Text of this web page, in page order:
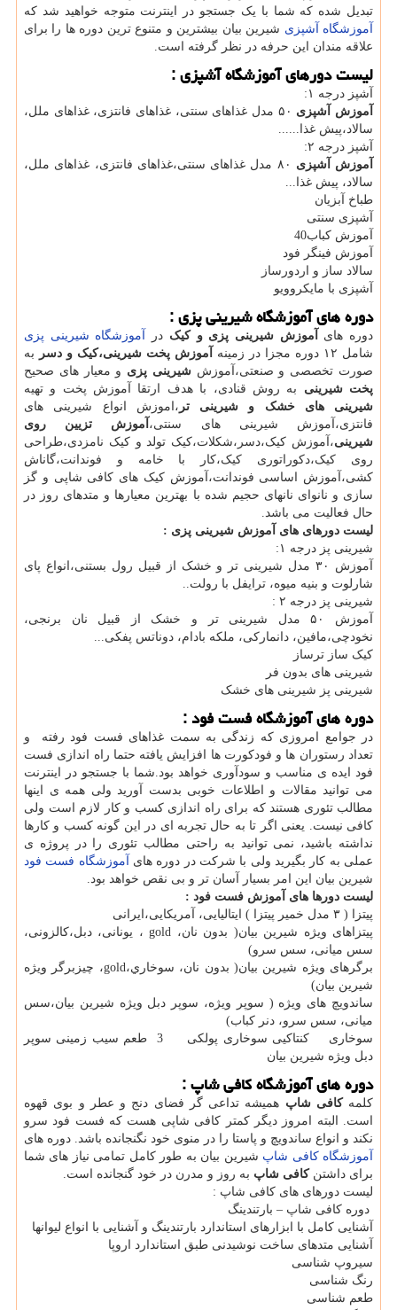
تبدیل شده که شما با یک جستجو در اینترنت متوجه خواهید شد که
آموزشگاه آشپزی شیرین بیان بیشترین و متنوع ترین دوره ها را برای
علاقه مندان این حرفه در نظر گرفته است.
لیست دورهای آموزشگاه آشپزی :
آشپز درجه ١:
آموزش آشپزی
۵۰ مدل غذاهای سنتی، غذاهای فانتزی، غذاهای ملل،
سالاد،پیش غذا......
آشپز درجه ٢:
آموزش آشپزی
٨۰ مدل غذاهای سنتی،غذاهای فانتزی، غذاهای ملل،
سالاد، پیش غذا...
طباخ آبزیان
آشپزی سنتی
آموزش کباب40
آموزش فینگر فود
سالاد ساز و اردورساز
آشپزی با مایکروویو
دوره های آموزشگاه شیرینی پزی :
دوره های آموزش شیرینی پزی و کیک در آموزشگاه شیرینی پزی
شامل ١٢ دوره مجزا در زمینه
آموزش پخت شیرینی،کیک و دسر به
صورت تخصصی و صنعتی،آموزششیرینی پزی و معیار های صحیح
پخت شیرینی به روش قنادی، با هدف ارتقا آموزش پخت و تهیه
شیرینی های خشک و شیرینی تر ،اموزش انواع شیرینی های
فانتزی،آموزش شیرینی های سنتی، آموزش تزیین روی
شیرینی،آموزش کیک،دسر،شکلات،کیک تولد و کیک نامزدی،طراحی
روی کیک،دکوراتوری کیک،کار با خامه و فوندانت،گاناش
کشی،آموزش اساسی فوندانت،آموزش کیک های کافی شاپی و گز
سازی و نانوای نانهای حجیم شده با بهترین معیارها و متدهای روز در
حال فعالیت می باشد.
لیست دورهای های آموزش شیرینی پزی :
شیرینی پز درجه ١:
آموزش ٣۰ مدل شیرینی تر و خشک از قبیل رول بستنی،انواع پای
شارلوت و بنیه میوه، ترایفل با رولت..
شیرینی پز درجه ٢ :
آموزش ۵۰ مدل شیرینی تر و خشک از قبیل نان برنجی،
نخودچی،مافین، دانمارکی، ملکه بادام، دوناتس پفکی...
کیک ساز ترساز
شیرینی های بدون فر
شیرینی پز شیرینی های خشک
دوره های آموزشگاه فست فود :
در جوامع امروزی که زندگی به سمت غذاهای فست فود رفته و
تعداد رستوران ها و فودکورت ها افزایش یافته حتما راه اندازی فست
فود ایده ی مناسب و سودآوری خواهد بود.شما با جستجو در اینترنت
می توانید مقالات و اطلاعات خوبی بدست آورید ولی همه ی اینها
مطالب تئوری هستند که برای راه اندازی کسب و کار لازم است ولی
کافی نیست. یعنی اگر تا به حال تجربه ای در این گونه کسب و کارها
نداشته باشید، نمی توانید به راحتی مطالب تئوری را در پروژه ی
عملی به کار بگیرید ولی با شرکت در دوره های آموزشگاه فست فود
شیرین بیان این امر بسیار آسان تر و بی نقص خواهد بود.
لیست دورها های آموزش فست فود :
پيتزا ( ٣ مدل خمير پيتزا ) ايتاليايی، آمريكايی،ايرانی
پيتزاهای ويژه شيرين بيان( بدون نان، gold ، يونانی، دبل،كالزونی،
سس ميانی، سس سرو)
برگرهای ويژه شيرين بيان( بدون نان، سوخاري،gold، چيزبرگر ويژه
شيرين بيان)
ساندويچ های ويژه ( سوپر ويژه، سوپر دبل ويژه شيرين بيان،سس
ميانی، سس سرو، دنر كباب)
سوخاری كنتاكيی سوخاری پولكی 3 طعم سيب زمينی سوپر
دبل ويژه شيرين بيان
دوره های آموزشگاه کافی شاپ :
کلمهکافی شاپ همیشه تداعی گر فضای دنج و عطر و بوی قهوه
است. البته امروز دیگر کمتر کافی شاپی هست که فست فود سرو
نکند و انواع ساندویچ و پاستا را در منوی خود نگنجانده باشد. دوره های
آموزشگاه کافی شاپ شیرین بیان به طور کامل تمامی نیاز های شما
برای داشتنکافی شاپ به روز و مدرن در خود گنجانده است.
لیست دورهای های کافی شاپ :
دوره کافی شاپ – بارتندینگ
آشنایی کامل با ابزارهای استاندارد بارتندینگ و آشنایی با انواع لیوانها
آشنایی متدهای ساخت نوشیدنی طبق استاندارد اروپا
سیروپ شناسی
رنگ شناسی
طعم شناسی